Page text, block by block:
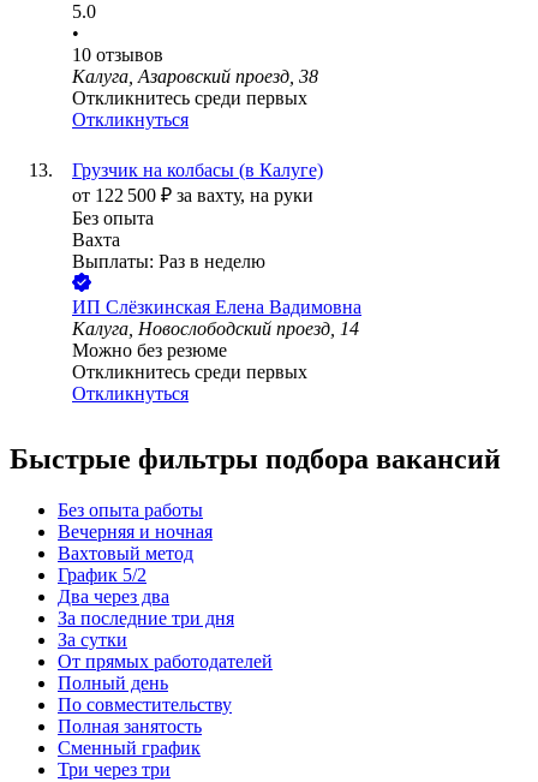
5.0
•
10 отзывов
Калуга, Азаровский проезд, 38
Откликнитесь среди первых
Откликнуться
Грузчик на колбасы (в Калуге)
от 122 500 ₽ за вахту, на руки
Без опыта
Вахта
Выплаты: Раз в неделю
ИП Слёзкинская Елена Вадимовна
Калуга, Новослободский проезд, 14
Можно без резюме
Откликнитесь среди первых
Откликнуться
Быстрые фильтры подбора вакансий
Без опыта работы
Вечерняя и ночная
Вахтовый метод
График 5/2
Два через два
За последние три дня
За сутки
От прямых работодателей
Полный день
По совместительству
Полная занятость
Сменный график
Три через три